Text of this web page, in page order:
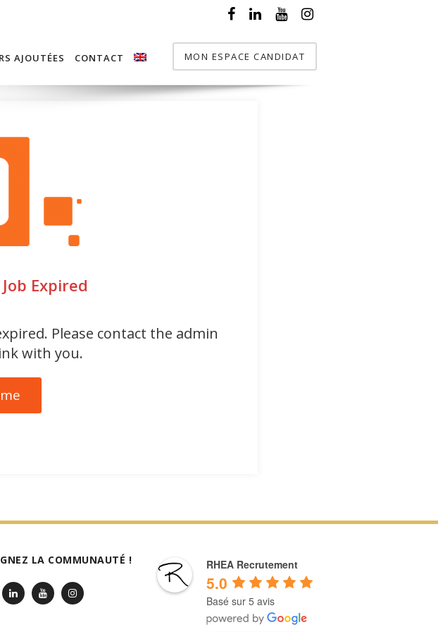
MON ESPACE CANDIDAT
AJOUTÉES CONTACT
Expired
Please contact the admin
with you.
LA COMMUNAUTÉ ! RHEA Recrutement
5.0
Basé sur 5 avis